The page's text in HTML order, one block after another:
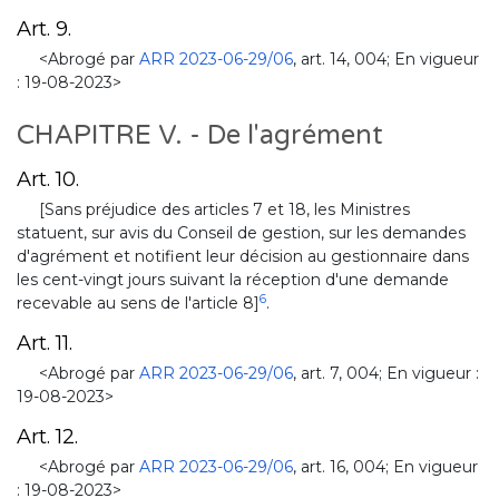
Art. 9.
<Abrogé par ARR 2023-06-29/06, art. 14, 004; En vigueur
: 19-08-2023>
CHAPITRE V. - De l'agrément
Art. 10.
[Sans préjudice des articles 7 et 18, les Ministres
statuent, sur avis du Conseil de gestion, sur les demandes
d'agrément et notifient leur décision au gestionnaire dans
les cent-vingt jours suivant la réception d'une demande
recevable au sens de l'article 8] 6.
Art. 11.
<Abrogé par ARR 2023-06-29/06, art. 7, 004; En vigueur :
19-08-2023>
Art. 12.
<Abrogé par ARR 2023-06-29/06, art. 16, 004; En vigueur
: 19-08-2023>